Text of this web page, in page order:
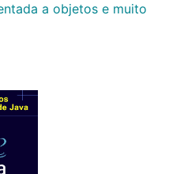
a objetos e muito